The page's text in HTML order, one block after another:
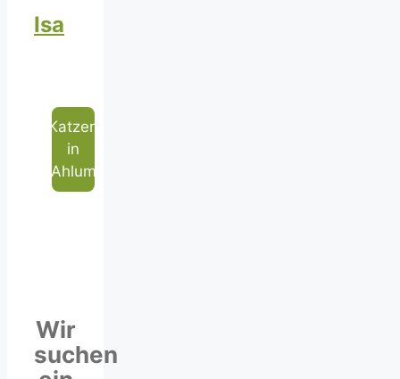
Isa
Katzen
in
Ahlum
Wir
suchen